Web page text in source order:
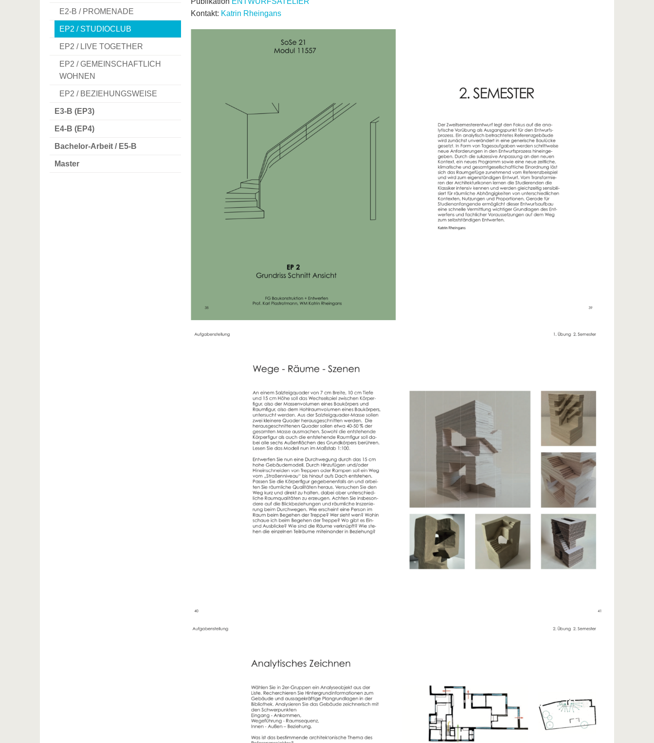
E2-B / PROMENADE
EP2 / STUDIOCLUB
EP2 / LIVE TOGETHER
EP2 / GEMEINSCHAFTLICH
WOHNEN
EP2 / BEZIEHUNGSWEISE
E3-B (EP3)
E4-B (EP4)
Bachelor-Arbeit / E5-B
Master
Kontakt: Katrin Rheingans